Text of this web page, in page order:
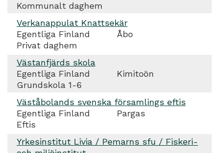
Kommunalt daghem
Verkanappulat Knattsekär
Egentliga Finland
Åbo
Privat daghem
Västanfjärds skola
Egentliga Finland
Kimitoön
Grundskola 1-6
Väståbolands svenska församlings eftis
Egentliga Finland
Pargas
Eftis
Yrkesinstitut Livia / Pemarns sfu / Fiskeri-